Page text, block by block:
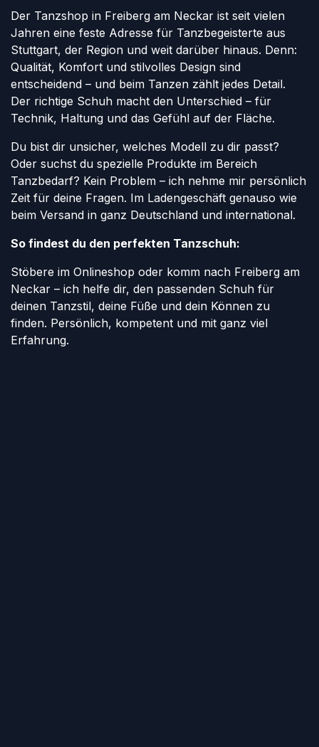
Der Tanzshop in Freiberg am Neckar ist seit vielen
Jahren eine feste Adresse für Tanzbegeisterte aus
Stuttgart, der Region und weit darüber hinaus. Denn:
Qualität, Komfort und stilvolles Design sind
entscheidend – und beim Tanzen zählt jedes Detail.
Der richtige Schuh macht den Unterschied – für
Technik, Haltung und das Gefühl auf der Fläche.
Du bist dir unsicher, welches Modell zu dir passt?
Oder suchst du spezielle Produkte im Bereich
Tanzbedarf? Kein Problem – ich nehme mir persönlich
Zeit für deine Fragen. Im Ladengeschäft genauso wie
beim Versand in ganz Deutschland und international.
So findest du den perfekten Tanzschuh:
Stöbere im Onlineshop oder komm nach Freiberg am
Neckar – ich helfe dir, den passenden Schuh für
deinen Tanzstil, deine Füße und dein Können zu
finden. Persönlich, kompetent und mit ganz viel
Erfahrung.